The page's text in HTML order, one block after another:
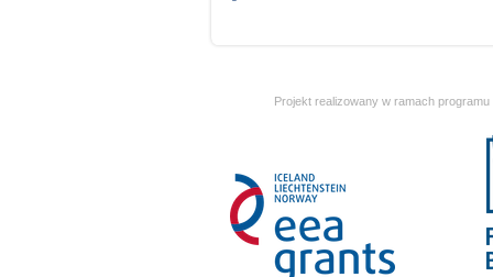
Projekt realizowany w ramach